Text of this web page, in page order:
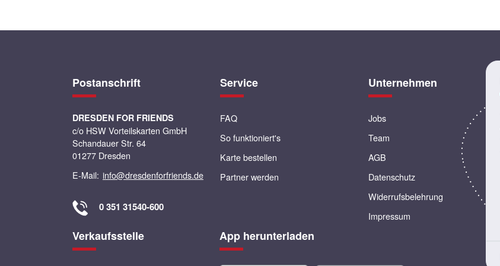
Postanschrift
DRESDEN FOR FRIENDS
c/o HSW Vorteilskarten GmbH
Schandauer Str. 64
01277 Dresden
E-Mail: info@dresdenforfriends.de
0 351 31540-600
Service
FAQ
So funktioniert's
Karte bestellen
Partner werden
Unternehmen
Jobs
Team
AGB
Datenschutz
Widerrufsbelehrung
Impressum
Verkaufsstelle App herunterladen